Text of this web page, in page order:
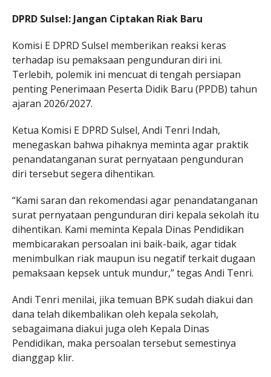
DPRD Sulsel: Jangan Ciptakan Riak Baru
Komisi E DPRD Sulsel memberikan reaksi keras
terhadap isu pemaksaan pengunduran diri ini.
Terlebih, polemik ini mencuat di tengah persiapan
penting Penerimaan Peserta Didik Baru (PPDB) tahun
ajaran 2026/2027.
Ketua Komisi E DPRD Sulsel, Andi Tenri Indah,
menegaskan bahwa pihaknya meminta agar praktik
penandatanganan surat pernyataan pengunduran
diri tersebut segera dihentikan.
“Kami saran dan rekomendasi agar penandatanganan
surat pernyataan pengunduran diri kepala sekolah itu
dihentikan. Kami meminta Kepala Dinas Pendidikan
membicarakan persoalan ini baik-baik, agar tidak
menimbulkan riak maupun isu negatif terkait dugaan
pemaksaan kepsek untuk mundur,” tegas Andi Tenri.
Andi Tenri menilai, jika temuan BPK sudah diakui dan
dana telah dikembalikan oleh kepala sekolah,
sebagaimana diakui juga oleh Kepala Dinas
Pendidikan, maka persoalan tersebut semestinya
dianggap klir.